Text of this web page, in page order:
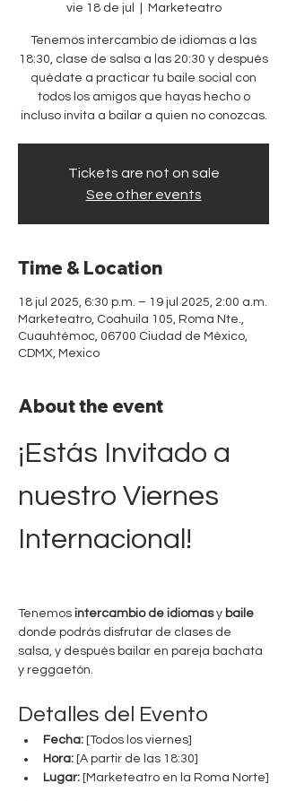
vie 18 de jul Marketeatro
Tenemos intercambio de idiomas a las
18:30, clase de salsa a las 20:30 y después
quédate a practicar tu baile social con
todos los amigos que hayas hecho o
incluso invita a bailar a quien no conozcas.
Tickets are not on sale
See other events
Time & Location
18 jul 2025, 6:30 p.m. – 19 jul 2025, 2:00 a.m.
Marketeatro, Coahuila 105, Roma Nte.,
Cuauhtémoc, 06700 Ciudad de México,
CDMX, Mexico
About the event
¡Estás Invitado a
nuestro Viernes
Internacional!
Tenemos intercambio de idiomas y baile
donde podrás disfrutar de clases de
salsa, y después bailar en pareja bachata
y reggaetón.
Detalles del Evento
Fecha: [Todos los viernes]
Hora: [A partir de las 18:30]
Lugar: [Marketeatro en la Roma Norte]